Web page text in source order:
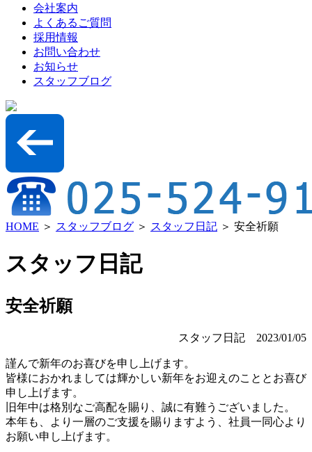
会社案内
よくあるご質問
採用情報
お問い合わせ
お知らせ
スタッフブログ
HOME ＞ スタッフブログ ＞ スタッフ日記 ＞ 安全祈願
スタッフ日記
安全祈願
スタッフ日記 2023/01/05
謹んで新年のお喜びを申し上げます。
皆様におかれましては輝かしい新年をお迎えのこととお喜び
申し上げます。
旧年中は格別なご高配を賜り、誠に有難うございました。
本年も、より一層のご支援を賜りますよう、社員一同心より
お願い申し上げます。